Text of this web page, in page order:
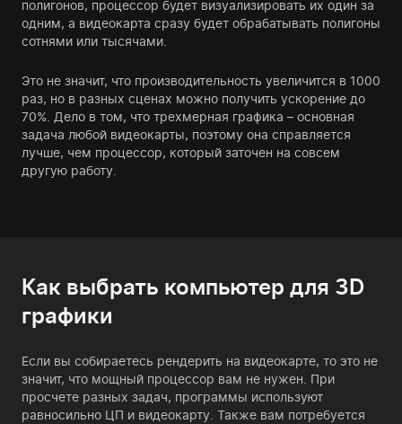
полигонов, процессор будет визуализировать их один за
одним, а видеокарта сразу будет обрабатывать полигоны
сотнями или тысячами.
Это не значит, что производительность увеличится в 1000
раз, но в разных сценах можно получить ускорение до
70%. Дело в том, что трехмерная графика – основная
задача любой видеокарты, поэтому она справляется
лучше, чем процессор, который заточен на совсем
другую работу.
Как выбрать компьютер для 3D
графики
Если вы собираетесь рендерить на видеокарте, то это не
значит, что мощный процессор вам не нужен. При
просчете разных задач, программы используют
равносильно ЦП и видеокарту. Также вам потребуется